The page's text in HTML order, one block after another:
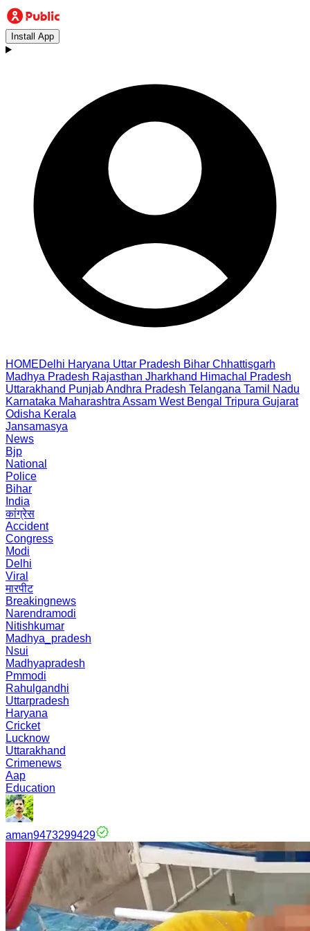
Install App
HOMEDelhi Haryana Uttar Pradesh Bihar Chhattisgarh
Madhya Pradesh Rajasthan Jharkhand Himachal Pradesh
Uttarakhand PunjabAndhra Pradesh Telangana Tamil Nadu
Karnataka Maharashtra Assam West Bengal Tripura Gujarat
Odisha Kerala
Jansamasya
News
Bjp
National
Police
Bihar
India
कांग्रेस
Accident
Congress
Modi
Delhi
Viral
मारपीट
Breakingnews
Narendramodi
Nitishkumar
Madhya_pradesh
Nsui
Madhyapradesh
Pmmodi
Rahulgandhi
Uttarpradesh
Haryana
Cricket
Lucknow
Uttarakhand
Crimenews
Aap
Education
aman9473299429